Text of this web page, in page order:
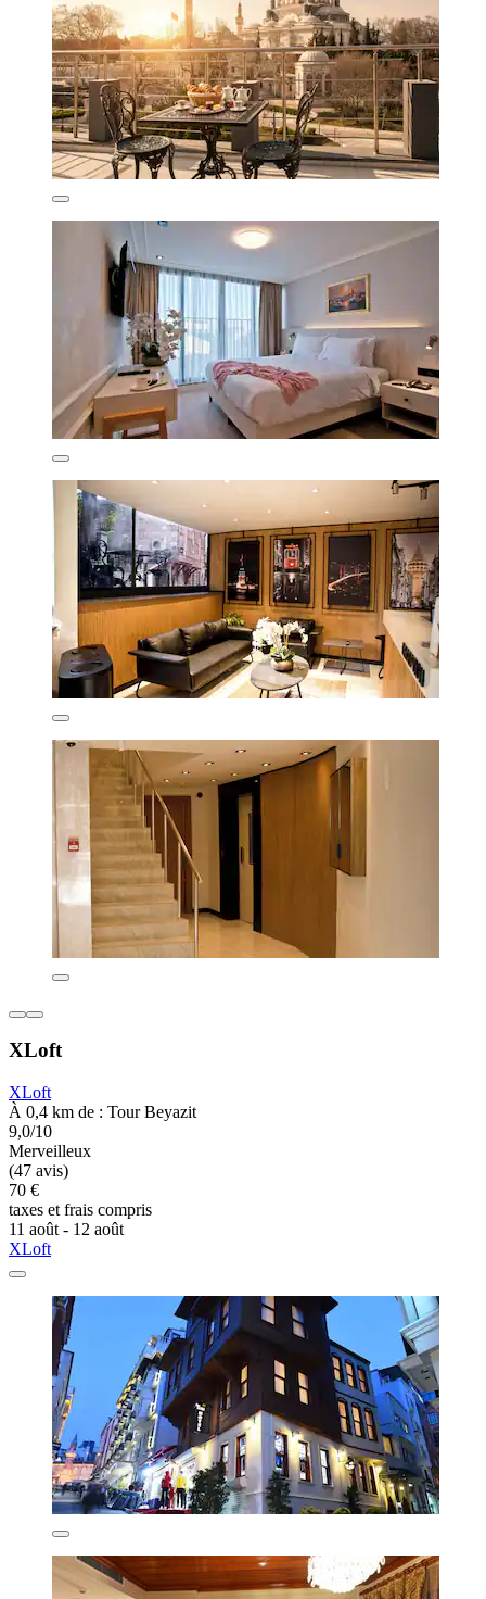
XLoft
XLoft
À 0,4 km de : Tour Beyazit
9,0/10
Merveilleux
(47 avis)
70 €
taxes et frais compris
11 août - 12 août
XLoft